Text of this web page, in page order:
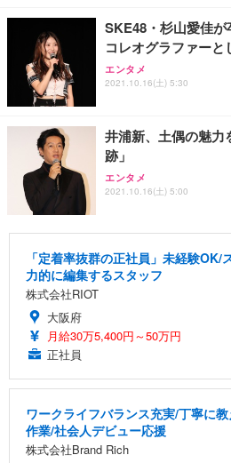
SKE48・杉山愛佳
コレオグラファーと
エンタメ
2021.10.16(土) 5:30
井浦新、土偶の魅力
跡」
エンタメ
2021.10.16(土) 5:00
「定着率抜群の正社員」未経験
力的に編集するスタッフ
株式会社RIOT
大阪府
月給30万5,400円～50万円
正社員
ワークライフバランス充実/丁寧に
作業/社会人デビュー応援
株式会社Brand Rich